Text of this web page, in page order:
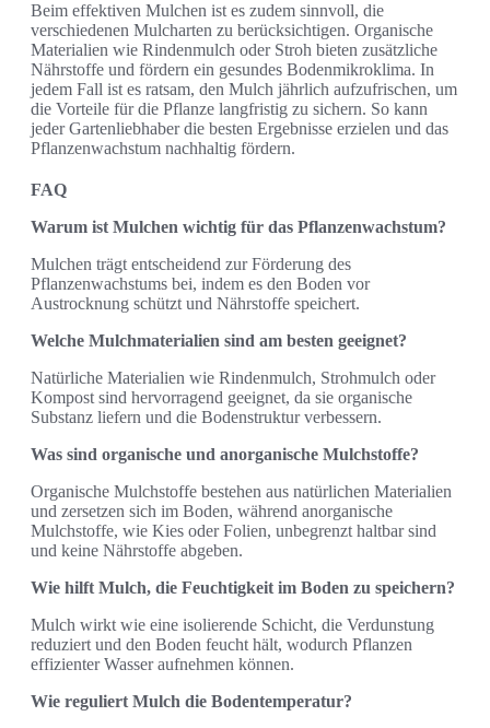
Beim effektiven Mulchen ist es zudem sinnvoll, die
verschiedenen Mulcharten zu berücksichtigen. Organische
Materialien wie Rindenmulch oder Stroh bieten zusätzliche
Nährstoffe und fördern ein gesundes Bodenmikroklima. In
jedem Fall ist es ratsam, den Mulch jährlich aufzufrischen, um
die Vorteile für die Pflanze langfristig zu sichern. So kann
jeder Gartenliebhaber die besten Ergebnisse erzielen und das
Pflanzenwachstum nachhaltig fördern.
FAQ
Warum ist Mulchen wichtig für das Pflanzenwachstum?
Mulchen trägt entscheidend zur Förderung des
Pflanzenwachstums bei, indem es den Boden vor
Austrocknung schützt und Nährstoffe speichert.
Welche Mulchmaterialien sind am besten geeignet?
Natürliche Materialien wie Rindenmulch, Strohmulch oder
Kompost sind hervorragend geeignet, da sie organische
Substanz liefern und die Bodenstruktur verbessern.
Was sind organische und anorganische Mulchstoffe?
Organische Mulchstoffe bestehen aus natürlichen Materialien
und zersetzen sich im Boden, während anorganische
Mulchstoffe, wie Kies oder Folien, unbegrenzt haltbar sind
und keine Nährstoffe abgeben.
Wie hilft Mulch, die Feuchtigkeit im Boden zu speichern?
Mulch wirkt wie eine isolierende Schicht, die Verdunstung
reduziert und den Boden feucht hält, wodurch Pflanzen
effizienter Wasser aufnehmen können.
Wie reguliert Mulch die Bodentemperatur?